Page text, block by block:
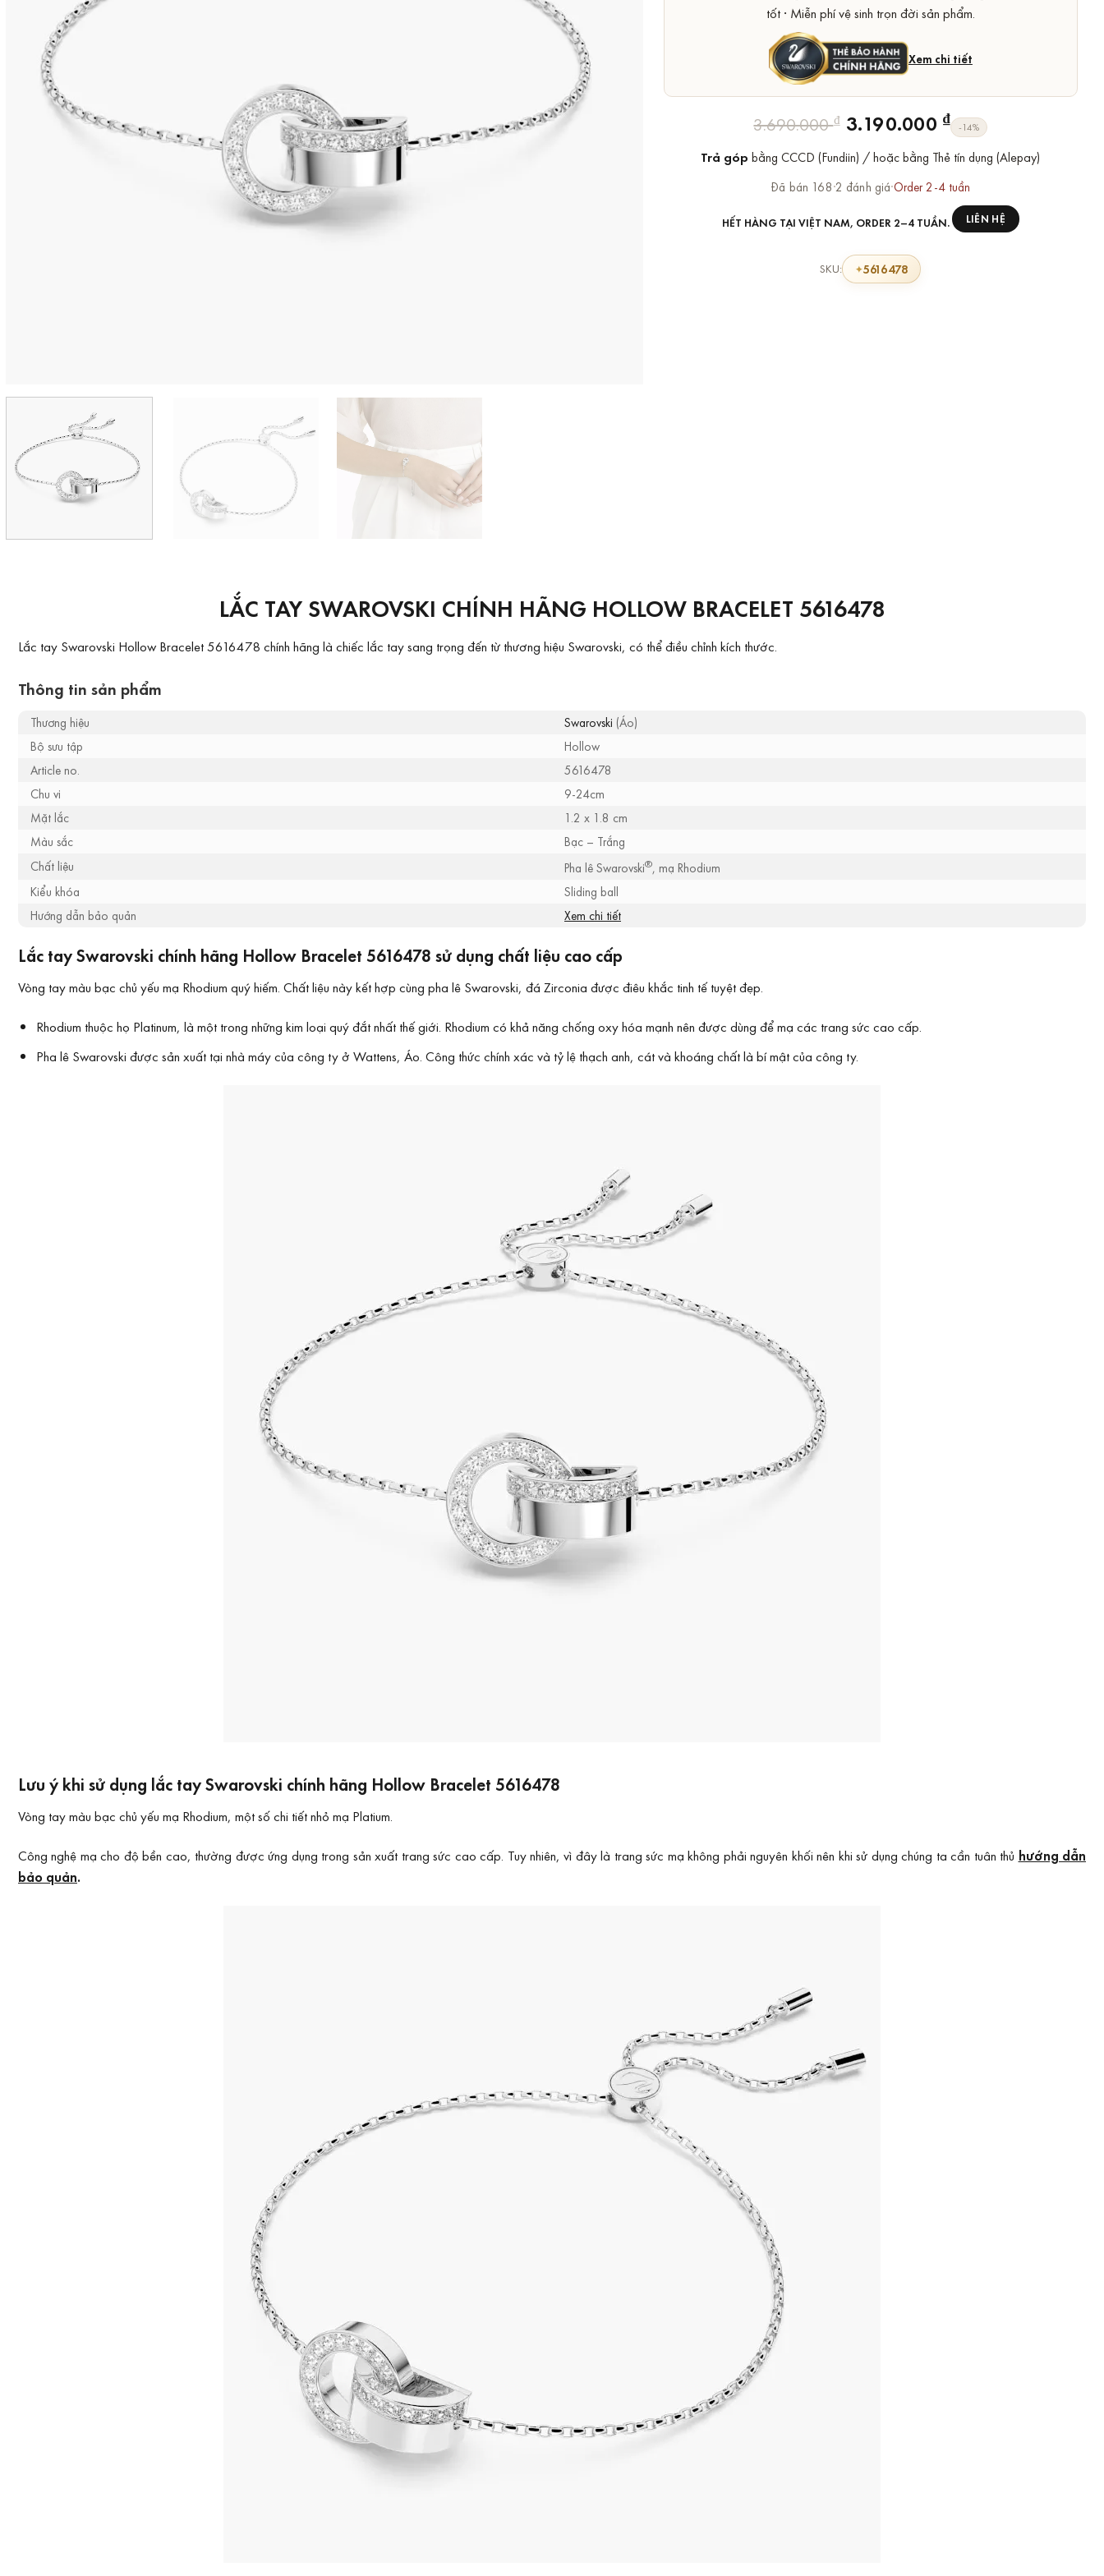
tốt · Miễn phí vệ sinh trọn đời sản phẩm.
Xem chi tiết
3.690.000₫ Giá
là:
3.690.000 ₫.
3.190.000 ₫
Giá
tại
là:
3.190.000 ₫.
-14%
Trả góp bằng CCCD (Fundiin) / hoặc bằng Thẻ tín dụng (Alepay)
Đã bán 168·2 đánh giá·Order 2-4 tuần
HẾT HÀNG TẠI VIỆT NAM, ORDER 2–4 TUẦN. LIÊN HỆ
SKU: 5616478
LẮC TAY SWAROVSKI CHÍNH HÃNG HOLLOW BRACELET 5616478
Lắc tay Swarovski Hollow Bracelet 5616478 chính hãng là chiếc lắc tay sang trọng đến từ thương hiệu Swarovski, có thể điều chỉnh kích thước.
Thông tin sản phẩm
Thương hiệu Swarovski (Áo)
Bộ sưu tập
Hollow
Article no.
5616478
Chu vi
9-24cm
Mặt lắc
1.2 x 1.8 cm
Màu sắc
Bạc – Trắng
Chất liệu
Pha lê Swarovski®, mạ Rhodium
Kiểu khóa
Sliding ball
Hướng dẫn bảo quản
Xem chi tiết
Lắc tay Swarovski chính hãng Hollow Bracelet 5616478 sử dụng chất liệu cao cấp
Vòng tay màu bạc chủ yếu mạ Rhodium quý hiếm. Chất liệu này kết hợp cùng pha lê Swarovski, đá Zirconia được điêu khắc tinh tế tuyệt đẹp.
Rhodium thuộc họ Platinum, là một trong những kim loại quý đắt nhất thế giới. Rhodium có khả năng chống oxy hóa mạnh nên được dùng để mạ các trang sức cao cấp.
Pha lê Swarovski được sản xuất tại nhà máy của công ty ở Wattens, Áo. Công thức chính xác và tỷ lệ thạch anh, cát và khoáng chất là bí mật của công ty.
Lưu ý khi sử dụng lắc tay Swarovski chính hãng Hollow Bracelet 5616478
Vòng tay màu bạc chủ yếu mạ Rhodium, một số chi tiết nhỏ mạ Platium.
Công nghệ mạ cho độ bền cao, thường được ứng dụng trong sản xuất trang sức cao cấp. Tuy nhiên, vì đây là trang sức mạ không phải nguyên khối nên khi sử dụng chúng ta cần tuân thủ hướng dẫn
bảo quản.